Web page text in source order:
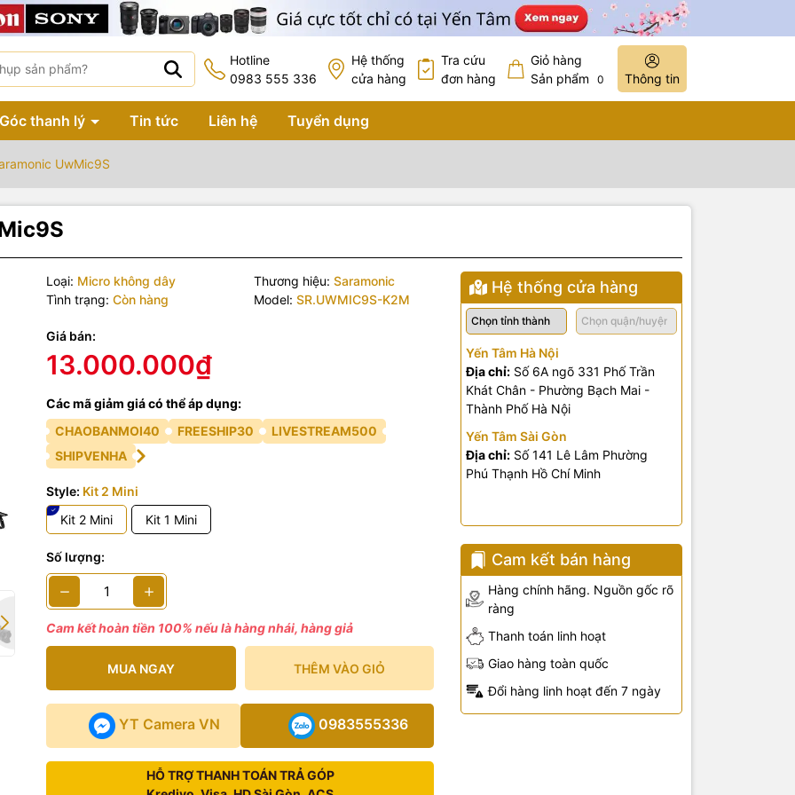
Hotline
0983 555 336
Hệ thống
cửa hàng
Tra cứu
đơn hàng
Giỏ hàng
Sản phẩm
0 Thông tin
Góc thanh lý Tin tức Liên hệ Tuyển dụng
UwMic9S
Loại: Micro không dây Thương hiệu: Saramonic
Tình trạng: Còn hàng Model: SR.UWMIC9S-K2M
Giá bán:
13.000.000₫
Các mã giảm giá có thể áp dụng:
CHAOBANMOI40
FREESHIP30
LIVESTREAM500
SHIPVENHA
Style: Kit 2 Mini
Kit 2 Mini
Kit 1 Mini
Số lượng:
Cam kết hoàn tiền 100% nếu là hàng nhái, hàng giả
MUA NGAY THÊM VÀO GIỎ
YT Camera VN 0983555336
HỖ TRỢ THANH TOÁN TRẢ GÓP
Hệ thống cửa hàng
Yến Tâm Hà Nội
Địa chỉ:Số 6A ngõ 331 Phố Trần
Khát Chân - Phường Bạch Mai -
Thành Phố Hà Nội
Yến Tâm Sài Gòn
Địa chỉ:Số 141 Lê Lâm Phường
Phú Thạnh Hồ Chí Minh
Cam kết bán hàng
Hàng chính hãng. Nguồn gốc rõ
ràng
Thanh toán linh hoạt
Giao hàng toàn quốc
Đổi hàng linh hoạt đến 7 ngày
bao gồm